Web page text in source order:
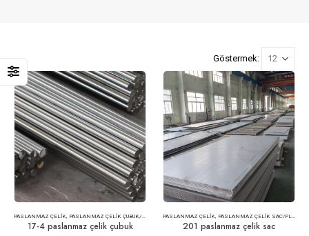
Göstermek:
PASLANMAZ ÇELIK, PASLANMAZ ÇELIK ÇUBUK/ÇUBUK
17-4 paslanmaz çelik çubuk
PASLANMAZ ÇELIK, PASLANMAZ ÇELIK SAC/PLAKA
201 paslanmaz çelik sac